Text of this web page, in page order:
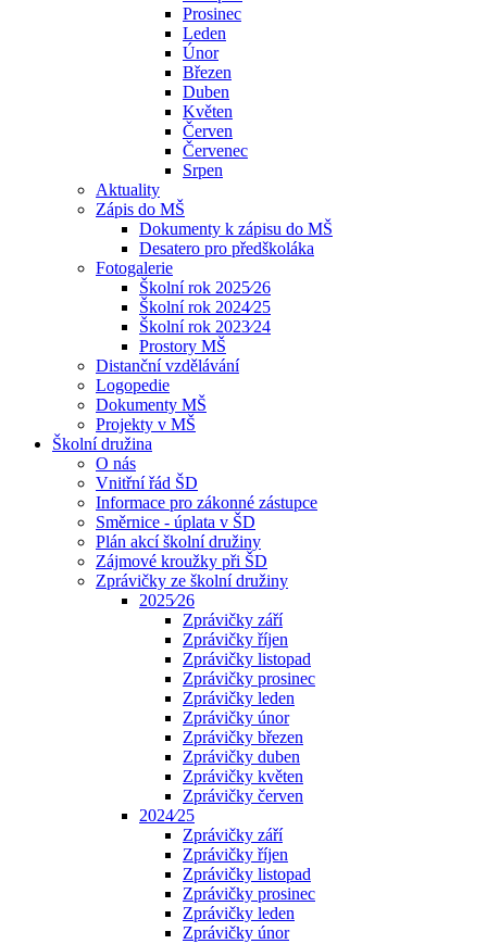
Prosinec
Leden
Únor
Březen
Duben
Květen
Červen
Červenec
Srpen
Aktuality
Zápis do MŠ
Dokumenty k zápisu do MŠ
Desatero pro předškoláka
Fotogalerie
Školní rok 2025⁄26
Školní rok 2024⁄25
Školní rok 2023⁄24
Prostory MŠ
Distanční vzdělávání
Logopedie
Dokumenty MŠ
Projekty v MŠ
Školní družina
O nás
Vnitřní řád ŠD
Informace pro zákonné zástupce
Směrnice - úplata v ŠD
Plán akcí školní družiny
Zájmové kroužky při ŠD
Zprávičky ze školní družiny
2025⁄26
Zprávičky září
Zprávičky říjen
Zprávičky listopad
Zprávičky prosinec
Zprávičky leden
Zprávičky únor
Zprávičky březen
Zprávičky duben
Zprávičky květen
Zprávičky červen
2024⁄25
Zprávičky září
Zprávičky říjen
Zprávičky listopad
Zprávičky prosinec
Zprávičky leden
Zprávičky únor